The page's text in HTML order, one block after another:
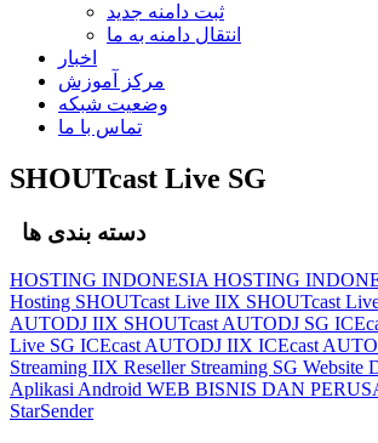
ثبت دامنه جدید
انتقال دامنه به ما
اخبار
مرکز آموزش
وضعیت شبکه
تماس با ما
SHOUTcast Live SG
دسته بندی ها
HOSTING INDONESIA HOSTING
Hosting SHOUTcast Live IIX SHOUTcast
AUTODJ IIX SHOUTcast AUTODJ SG
Live SG ICEcast AUTODJ IIX ICEcast
Streaming IIX Reseller Streaming SG Website
Aplikasi Android WEB BISNIS DAN
StarSender